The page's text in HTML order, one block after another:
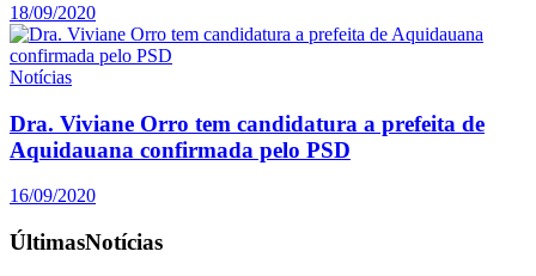
18/09/2020
Notícias
Dra. Viviane Orro tem candidatura a prefeita de
Aquidauana confirmada pelo PSD
16/09/2020
ÚltimasNotícias